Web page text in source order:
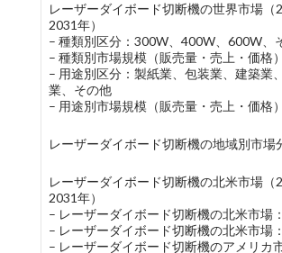
レーザーダイボード切断機の世界市場（
2031年）
– 種類別区分：300W、400W、600W、
– 種類別市場規模（販売量・売上・価格）
– 用途別区分：製紙業、包装業、建築業
業、その他
– 用途別市場規模（販売量・売上・価格）
レーザーダイボード切断機の地域別市場
レーザーダイボード切断機の北米市場（
2031年）
– レーザーダイボード切断機の北米市場
– レーザーダイボード切断機の北米市場
– レーザーダイボード切断機のアメリカ